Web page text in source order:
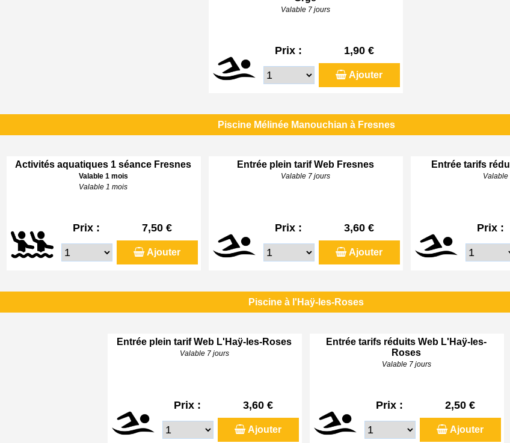
Valable 7 jours
Prix : 1,90 €
Ajouter
Piscine Mélinée Manouchian à Fresnes
Activités aquatiques 1 séance Fresnes
Valable 1 mois
Valable 1 mois
Prix : 7,50 €
Ajouter
Entrée plein tarif Web Fresnes
Valable 7 jours
Prix : 3,60 €
Ajouter
Entrée tarifs
Valable
Prix :
Piscine à l'Haÿ-les-Roses
Entrée plein tarif Web L'Haÿ-les-Roses
Valable 7 jours
Prix : 3,60 €
Ajouter
Entrée tarifs réduits Web L'Haÿ-les-
Roses
Valable 7 jours
Prix : 2,50 €
Ajouter